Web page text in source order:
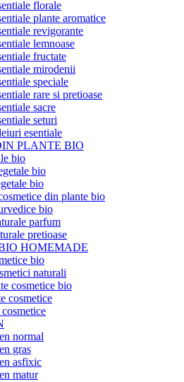
florale
plante aromatice
revigorante
lemnoase
fructate
mirodenii
speciale
rare si pretioase
sacre
seturi
esentiale
PLANTE BIO
bio
bio
bio
din plante bio
bio
parfum
pretioase
HOMEMADE
bio
naturali
cosmetice bio
cosmetice
normal
gras
asfixic
matur